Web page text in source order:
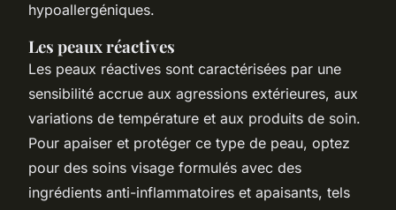
hypoallergéniques.
Les peaux réactives
Les peaux réactives sont caractérisées par une
sensibilité accrue aux agressions extérieures, aux
variations de température et aux produits de soin.
Pour apaiser et protéger ce type de peau, optez
pour des soins visage formulés avec des
ingrédients anti-inflammatoires et apaisants, tels